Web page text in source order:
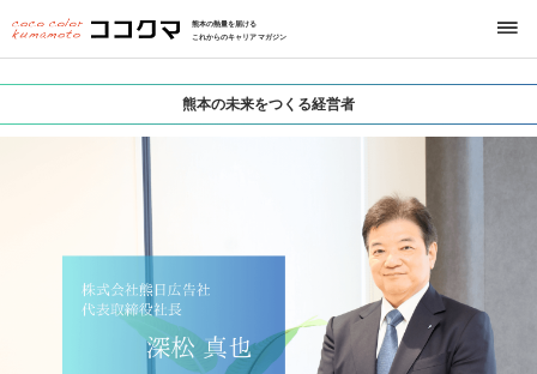
熊本の熱量を届ける
これからのキャリアマガジン
熊本の未来をつくる経営者